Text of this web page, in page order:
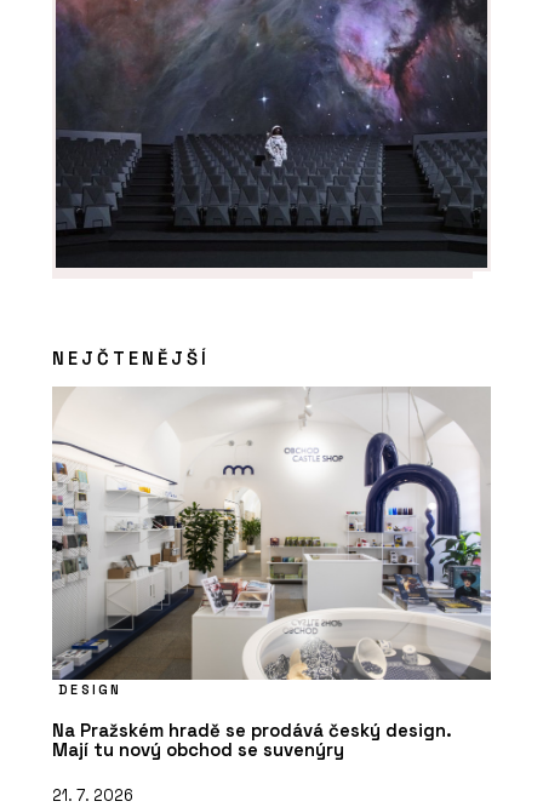
NEJČTENĚJŠÍ
DESIGN
Na Pražském hradě se prodává český design.
Mají tu nový obchod se suvenýry
21. 7. 2026